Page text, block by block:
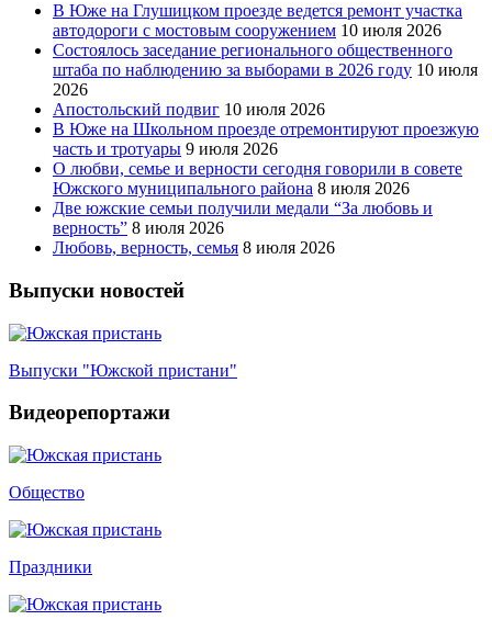
В Юже на Глушицком проезде ведется ремонт участка
автодороги с мостовым сооружением 10 июля 2026
Состоялось заседание регионального общественного
штаба по наблюдению за выборами в 2026 году 10 июля
2026
Апостольский подвиг 10 июля 2026
В Юже на Школьном проезде отремонтируют проезжую
часть и тротуары 9 июля 2026
О любви, семье и верности сегодня говорили в совете
Южского муниципального района 8 июля 2026
Две южские семьи получили медали “За любовь и
верность” 8 июля 2026
Любовь, верность, семья 8 июля 2026
Выпуски новостей
Выпуски "Южской пристани"
Видеорепортажи
Общество
Праздники